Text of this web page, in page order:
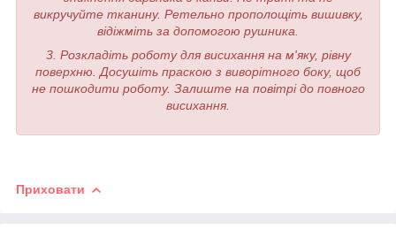
викручуйте тканину. Ретельно прополощіть вишивку,
відіжміть за допомогою рушника.
3. Розкладіть роботу для висихання на м'яку, рівну
поверхню. Досушіть праскою з виворітного боку, щоб
не пошкодити роботу. Залиште на повітрі до повного
висихання.
Приховати